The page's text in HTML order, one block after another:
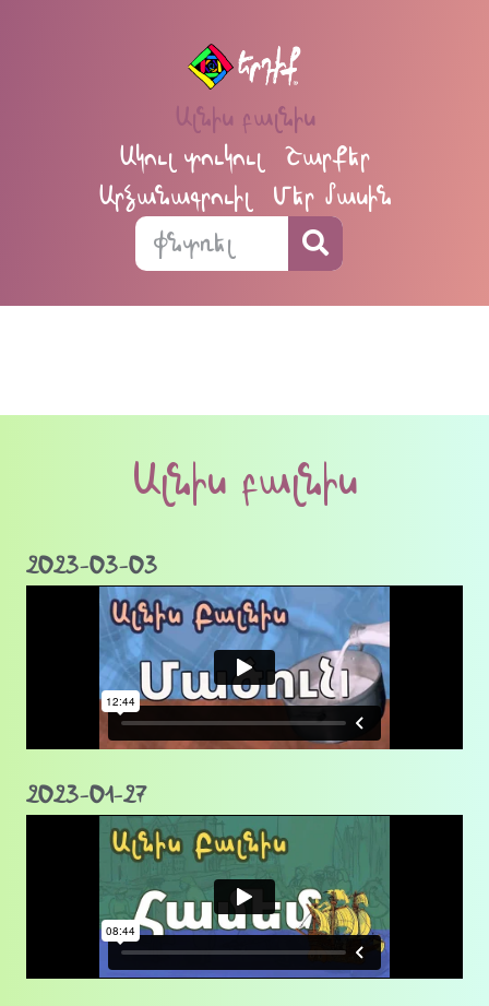
Ալնիս բալնիս
Ակուլ տուկուլ
Շարքեր
Արձանագրուիլ
Մեր մասին
Ալնիս բալնիս
2023-03-03
2023-01-27